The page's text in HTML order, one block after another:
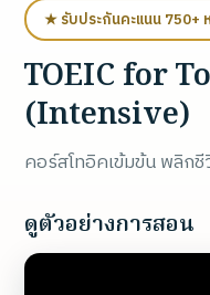
★ รับประกันคะแนน 750+
TOEIC for
(Intensive)
คอร์สโทอิคเข้มข้น พลิก
ดูตัวอย่างการสอน